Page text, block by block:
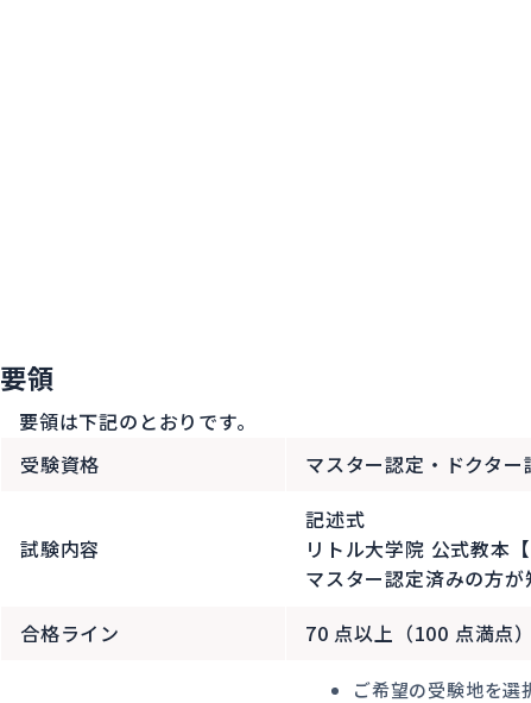
要領
要領は下記のとおりです。
受験資格
マスター認定・ドクタ
試験内容
記述式
リトル大学院 公式教本
マスター認定済みの方
合格ライン
70 点以上（100 点満点）
ご希望の受験地を選